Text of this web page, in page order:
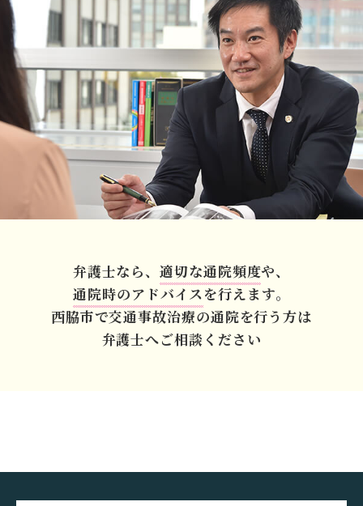
弁護士なら、適切な通院頻度や、
通院時のアドバイスを行えます。
西脇市で交通事故治療の通院を行う方は
弁護士へご相談ください